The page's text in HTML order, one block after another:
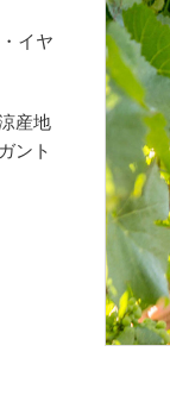
イヤ
産地
ント